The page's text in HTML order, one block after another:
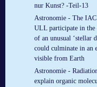
nur Kunst? -Teil-13
Astronomie - The IAC
ULL participate in the
of an unusual ‘stellar
could culminate in an
visible from Earth
Astronomie -
explain organic